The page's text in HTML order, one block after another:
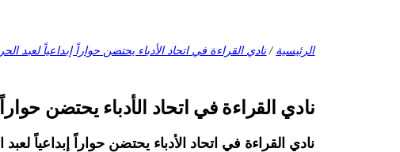
الرئيسية /نادي القراءة في اتحاد الأدباء يحتضن حواراً إبداعياً لعبد
نادي القراءة في اتحاد الأدباء يحتضن
نادي القراءة في اتحاد الأدباء يحتضن حواراً إبداعياً